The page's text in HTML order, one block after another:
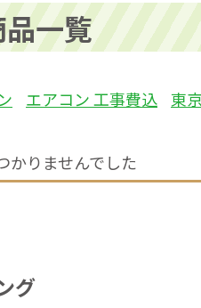
一覧
エアコン 工事費込 東
かりませんでした
グ